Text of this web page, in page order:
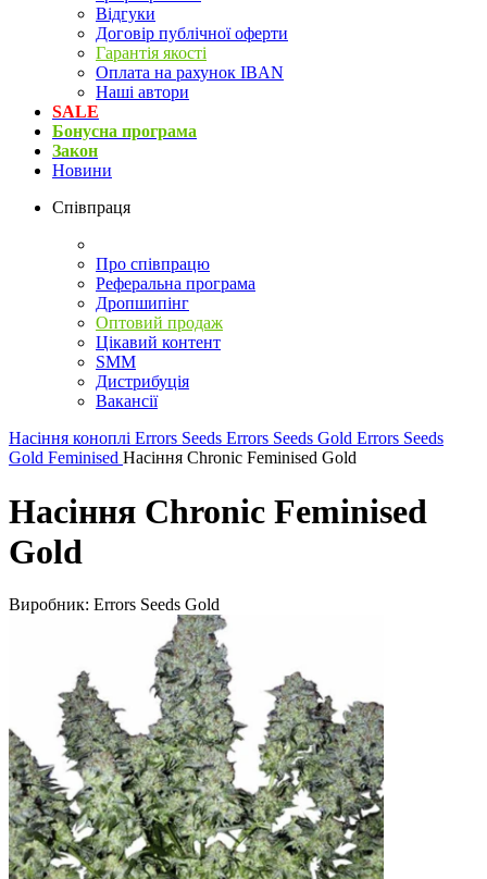
Відгуки
Договір публічної оферти
Гарантія якості
Оплата на рахунок IBAN
Наші автори
SALE
Бонусна програма
Закон
Новини
Співпраця
Про співпрацю
Реферальна програма
Дропшипінг
Оптовий продаж
Цікавий контент
SMM
Дистрибуція
Вакансії
Насіння коноплі Errors Seeds Errors Seeds Gold Errors Seeds
Gold Feminised Насіння Chronic Feminised Gold
Насіння Chronic Feminised
Gold
Виробник: Errors Seeds Gold